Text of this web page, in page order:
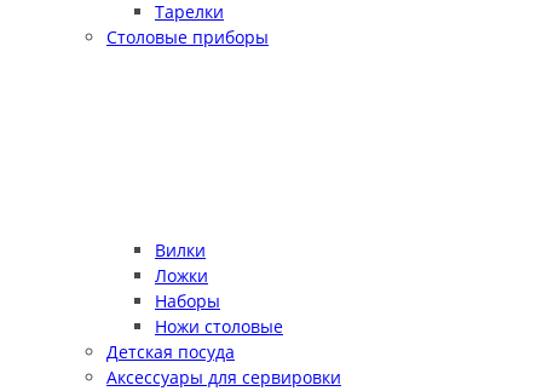
Тарелки
Столовые приборы
Вилки
Ложки
Наборы
Ножи столовые
Детская посуда
Аксессуары для сервировки